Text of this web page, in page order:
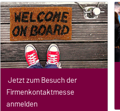
Jetzt zum Besuch der
Firmenkontaktmesse
anmelden